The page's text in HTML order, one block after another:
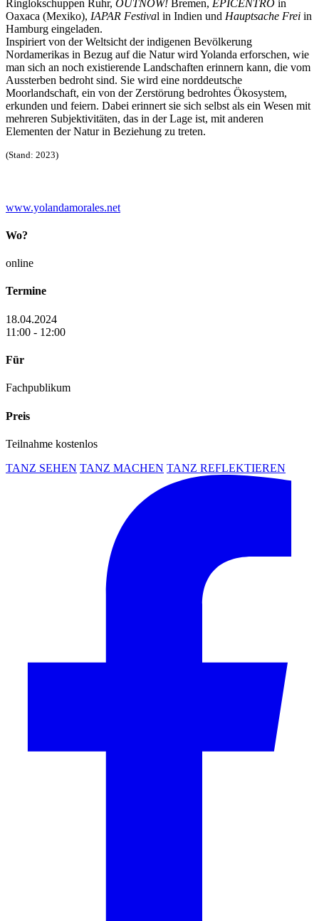
Ringlokschuppen Ruhr, OUTNOW! Bremen, EPICENTRO in
Oaxaca (Mexiko), IAPAR Festival in Indien und Hauptsache Frei in
Hamburg eingeladen.
Inspiriert von der Weltsicht der indigenen Bevölkerung
Nordamerikas in Bezug auf die Natur wird Yolanda erforschen, wie
man sich an noch existierende Landschaften erinnern kann, die vom
Aussterben bedroht sind. Sie wird eine norddeutsche
Moorlandschaft, ein von der Zerstörung bedrohtes Ökosystem,
erkunden und feiern. Dabei erinnert sie sich selbst als ein Wesen mit
mehreren Subjektivitäten, das in der Lage ist, mit anderen
Elementen der Natur in Beziehung zu treten.
(Stand: 2023)
www.yolandamorales.net
Wo?
online
Termine
18.04.2024
11:00 - 12:00
Für
Fachpublikum
Preis
Teilnahme kostenlos
TANZ SEHEN TANZ MACHEN TANZ REFLEKTIEREN